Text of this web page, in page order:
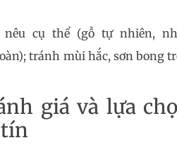
nêu cụ thể (gỗ tự nhiên,
tránh mùi hắc, sơn bong
giá và lựa